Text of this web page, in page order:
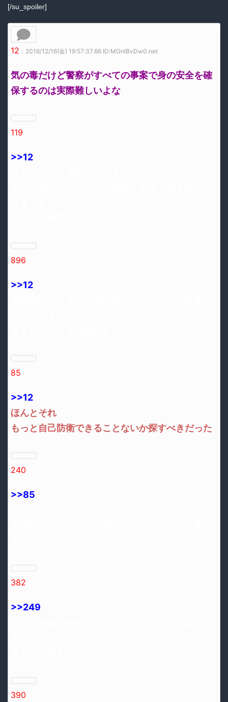
[/su_spoiler]
12 ：2016/12/16(金) 19:57:37.66 ID:MGnlBvDw0.net
気の毒だけど警察がすべての事案で身の安全を確
保するのは実際難しいよな
119
>>12
896
>>12
85
>>12
ほんとそれ
もっと自己防衛できることないか探すべきだった
240
>>85
382
>>249
390